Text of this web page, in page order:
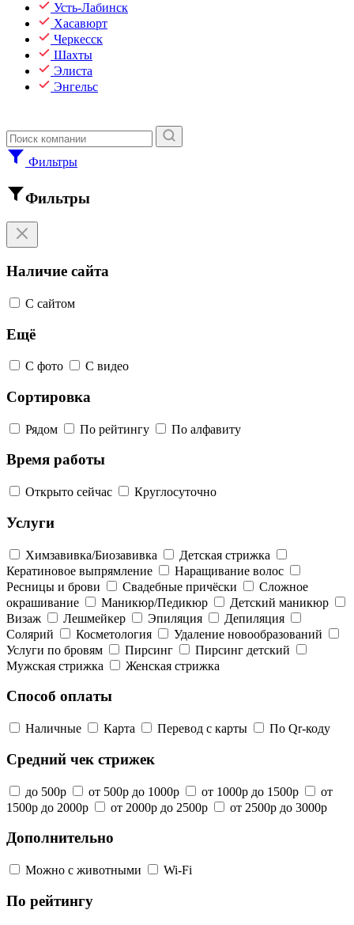
Усть-Лабинск
Хасавюрт
Черкесск
Шахты
Элиста
Энгельс
Фильтры
Фильтры
Наличие сайта
С сайтом
Ещё
С фото С видео
Сортировка
Рядом По рейтингу По алфавиту
Время работы
Открыто сейчас Круглосуточно
Услуги
Химзавивка/Биозавивка
Детская стрижка
Кератиновое выпрямление
Наращивание волос
Ресницы и брови
Свадебные причёски
Сложное
окрашивание
Маникюр/Педикюр
Детский маникюр
Визаж
Лешмейкер Эпиляция
Депиляция
Солярий
Косметология
Удаление новообразований
Услуги по бровям
Пирсинг
Пирсинг детский
Мужская стрижка
Женская стрижка
Способ оплаты
Наличные Карта Перевод с карты По Qr-коду
Средний чек стрижек
до 500р от 500р до 1000р от 1000р до 1500р
от
1500р до 2000р
от 2000р до 2500р от 2500р до 3000р
Дополнительно
Можно с животными Wi-Fi
По рейтингу